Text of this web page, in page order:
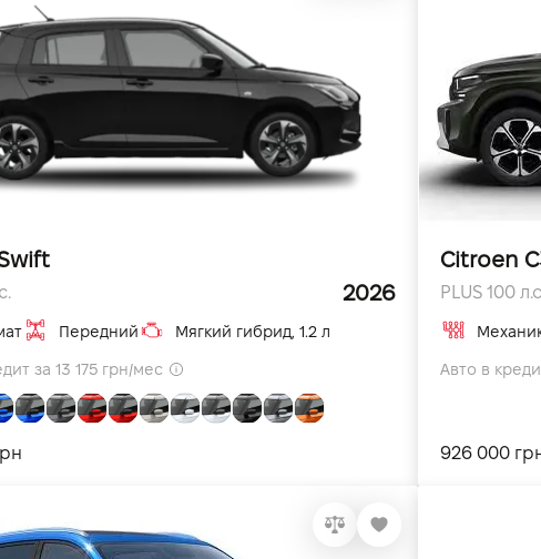
2026
Передний Мягкий гибрид, 1.2 л
за 13 175 грн/мес
Citroen
PLUS 100
Авто в
926 000